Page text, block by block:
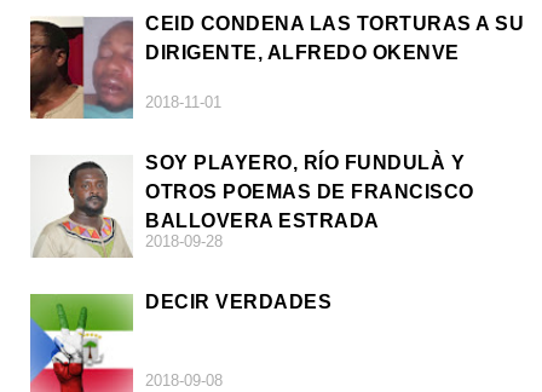
CEID CONDENA LAS TORTURAS A SU
DIRIGENTE, ALFREDO OKENVE
2018-11-01
SOY PLAYERO, RÍO FUNDULÀ Y
OTROS POEMAS DE FRANCISCO
BALLOVERA ESTRADA
2018-09-28
DECIR VERDADES
2018-09-08